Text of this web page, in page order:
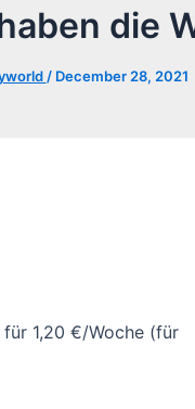
die
/ December 28, 2021
1,20 €/Woche (für